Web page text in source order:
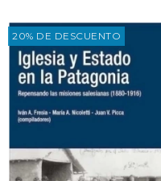
20% DE DESCUENTO